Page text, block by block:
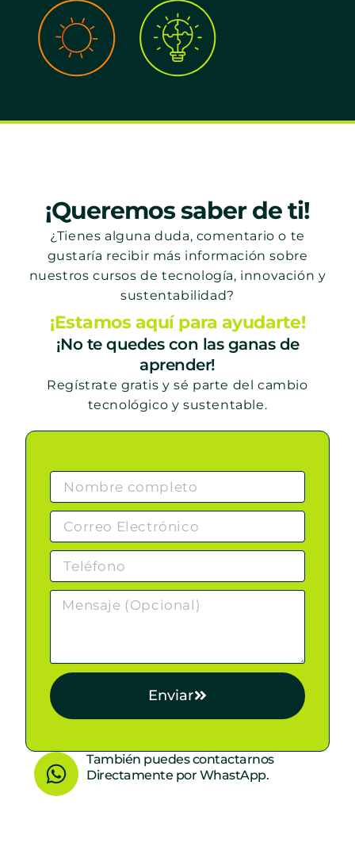
¡Queremos saber de ti!
¿Tienes alguna duda, comentario o te
gustaría recibir más información sobre
nuestros cursos de tecnología, innovación y
sustentabilidad?
¡Estamos aquí para ayudarte!
¡No te quedes con las ganas de
aprender!
Regístrate gratis y sé parte del cambio
tecnológico y sustentable.
Enviar
W
h
También puedes contactarnos
Directamente por WhastApp.